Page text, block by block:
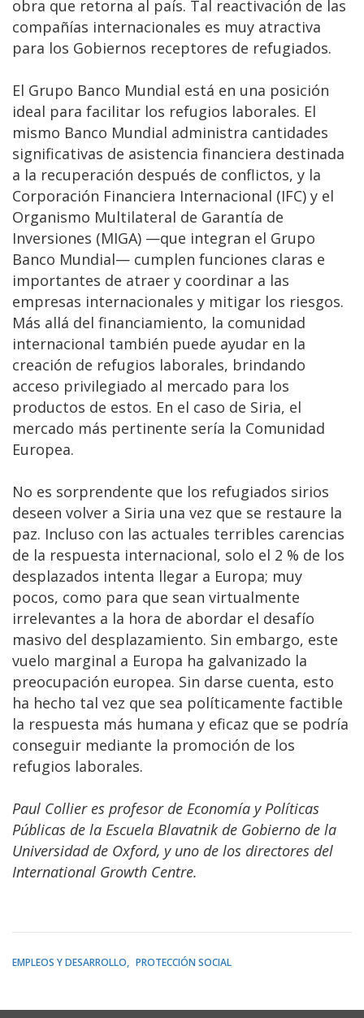
obra que retorna al país. Tal reactivación de las
compañías internacionales es muy atractiva
para los Gobiernos receptores de refugiados.
El Grupo Banco Mundial está en una posición
ideal para facilitar los refugios laborales. El
mismo Banco Mundial administra cantidades
significativas de asistencia financiera destinada
a la recuperación después de conflictos, y la
Corporación Financiera Internacional (IFC) y el
Organismo Multilateral de Garantía de
Inversiones (MIGA) —que integran el Grupo
Banco Mundial— cumplen funciones claras e
importantes de atraer y coordinar a las
empresas internacionales y mitigar los riesgos.
Más allá del financiamiento, la comunidad
internacional también puede ayudar en la
creación de refugios laborales, brindando
acceso privilegiado al mercado para los
productos de estos. En el caso de Siria, el
mercado más pertinente sería la Comunidad
Europea.
No es sorprendente que los refugiados sirios
deseen volver a Siria una vez que se restaure la
paz. Incluso con las actuales terribles carencias
de la respuesta internacional, solo el 2 % de los
desplazados intenta llegar a Europa; muy
pocos, como para que sean virtualmente
irrelevantes a la hora de abordar el desafío
masivo del desplazamiento. Sin embargo, este
vuelo marginal a Europa ha galvanizado la
preocupación europea. Sin darse cuenta, esto
ha hecho tal vez que sea políticamente factible
la respuesta más humana y eficaz que se podría
conseguir mediante la promoción de los
refugios laborales.
Paul Collier es profesor de Economía y Políticas
Públicas de la Escuela Blavatnik de Gobierno de la
Universidad de Oxford, y uno de los directores del
International Growth Centre.
EMPLEOS Y DESARROLLO PROTECCIÓN SOCIAL